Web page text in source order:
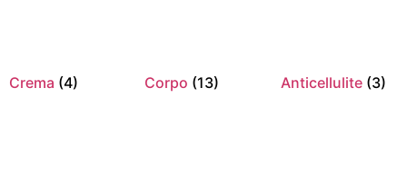
Crema (4) Corpo (13) Anticellulite (3)